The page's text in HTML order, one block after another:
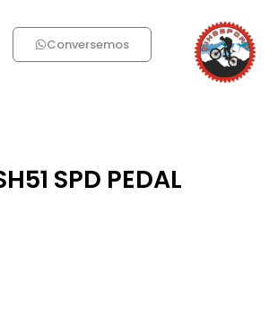
Conversemos
SPD PEDAL